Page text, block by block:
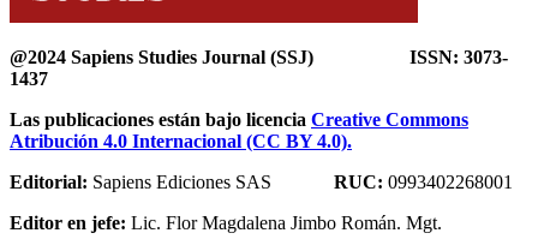
@2024 Sapiens Studies Journal (SSJ) ISSN: 3073-
1437
Las publicaciones están bajo licencia Creative Commons
Atribución 4.0 Internacional (CC BY 4.0).
Editorial: Sapiens Ediciones SAS RUC: 0993402268001
Editor en jefe: Lic. Flor Magdalena Jimbo Román. Mgt.